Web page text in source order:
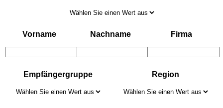
Vorname Nachname Firma
Empfängergruppe Region